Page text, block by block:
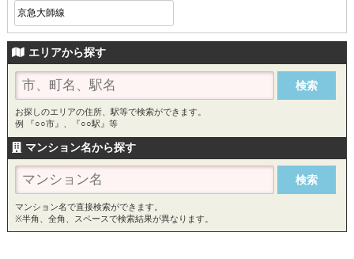
京急大師線
エリアから探す
お探しのエリアの住所、駅等で検索ができます。
例 『○○市』、『○○駅』等
マンション名から探す
マンション名で直接検索ができます。
※半角、全角、スペースで検索結果が異なります。